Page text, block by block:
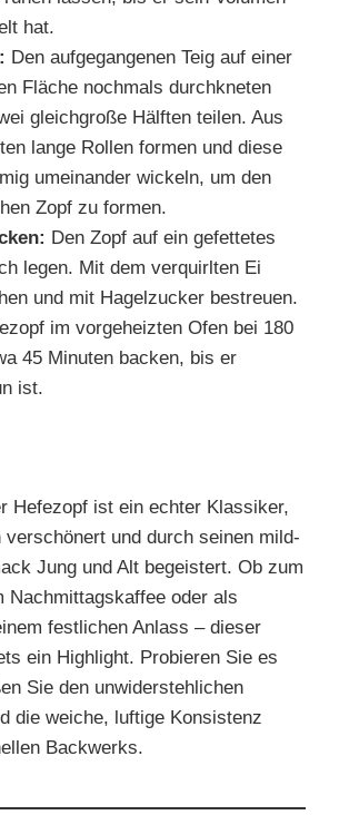
hat.
Den aufgegangenen Teig auf einer
Fläche nochmals durchkneten
gleichgroße Hälften teilen. Aus
lange Rollen formen und diese
umeinander wickeln, um den
Zopf zu formen.
Den Zopf auf ein gefettetes
legen. Mit dem verquirlten Ei
und mit Hagelzucker bestreuen.
im vorgeheizten Ofen bei 180
45 Minuten backen, bis er
ist.
Hefezopf ist ein echter Klassiker,
verschönert und durch seinen mild-
Jung und Alt begeistert. Ob zum
Nachmittagskaffee oder als
festlichen Anlass – dieser
ein Highlight. Probieren Sie es
Sie den unwiderstehlichen
die weiche, luftige Konsistenz
Backwerks.